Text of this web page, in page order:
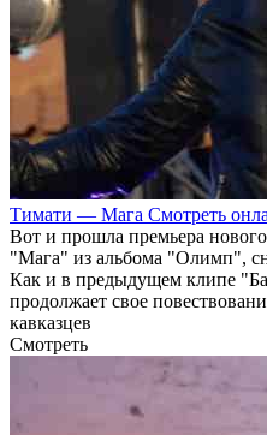
Тимати — Мага Смотреть
Вот и прошла премьера
"Мага" из альбома "Олимп",
Как и в предыдущем клипе
продолжает свое
кавказцев
Смотреть